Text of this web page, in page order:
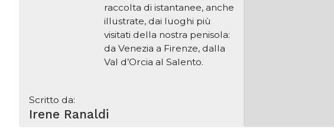
raccolta di istantanee, anche
illustrate, dai luoghi più
visitati della nostra penisola:
da Venezia a Firenze, dalla
Val d’Orcia al Salento.
Scritto da:
Irene Ranaldi